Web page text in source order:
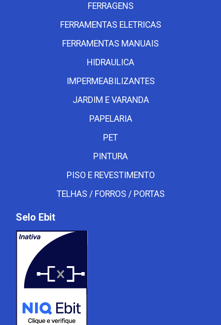
FERRAGENS
FERRAMENTAS ELETRICAS
FERRAMENTAS MANUAIS
HIDRAULICA
IMPERMEABILIZANTES
JARDIM E VARANDA
PAPELARIA
PET
PINTURA
PISO E REVESTIMENTO
TELHAS / FORROS / PORTAS
Selo Ebit